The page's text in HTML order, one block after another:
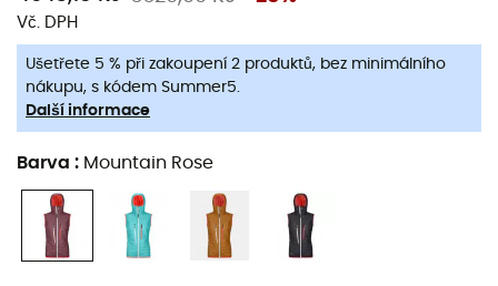
Vč. DPH
Ušetřete 5 % při zakoupení 2 produktů, bez minimálního
nákupu, s kódem Summer5.
Další informace
Barva : Mountain Rose
Podšívka: 100 % polyamid (recyklovaný)
Vložky: 75 % polyamid (recyklovaný) + 18 % vlna
(owp-merino) + 7 % elastan
Recyklovaný polyamid
Lehká a více izolační
Vynikající regulace teploty
Maximální volnost pohybu